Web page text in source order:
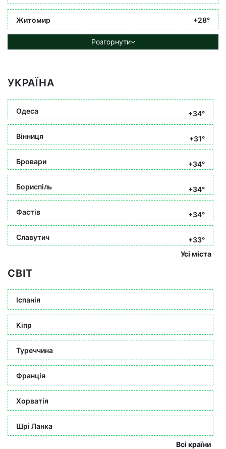
Житомир +28°
Розгорнути
УКРАЇНА
Одеса +34°
Вінниця +31°
Бровари +34°
Бориспіль +34°
Фастів +34°
Славутич
+33°
Усі міста
СВІТ
Іспанія
Кіпр
Туреччина
Франція
Хорватія
Шрі Ланка
Всі країни